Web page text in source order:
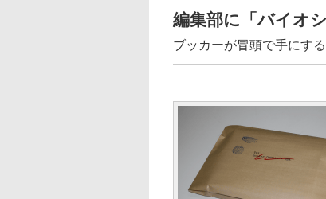
編集部に「バイオ
ブッカーが冒頭で手にす